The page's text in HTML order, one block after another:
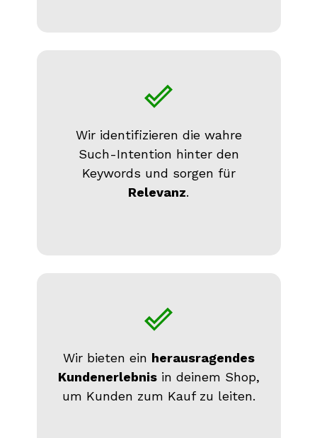
Wir identifizieren die wahre
Such-Intention hinter den
Keywords und sorgen für
Relevanz.
Wir bieten ein herausragendes
Kundenerlebnisin deinem Shop,
um Kunden zum Kauf zu leiten.